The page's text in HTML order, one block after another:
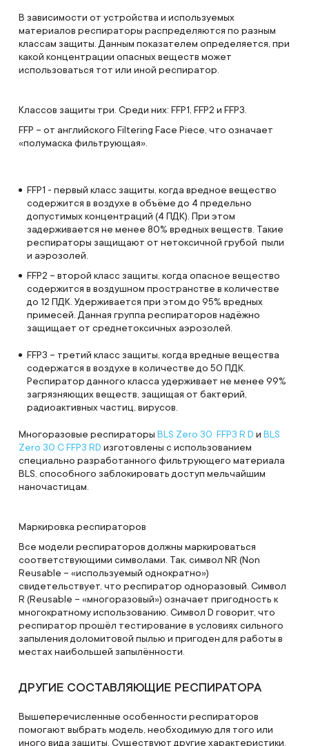
В зависимости от устройства и используемых
материалов респираторы распределяются по разным
классам защиты. Данным показателем определяется, при
какой концентрации опасных веществ может
использоваться тот или иной респиратор.
Классов защиты три. Среди них: FFP1, FFP2 и FFP3.
FFP – от английского Filtering Face Piece, что означает
«полумаска фильтрующая».
FFP1 - первый класс защиты, когда вредное вещество
содержится в воздухе в объёме до 4 предельно
допустимых концентраций (4 ПДК). При этом
задерживается не менее 80% вредных веществ. Такие
респираторы защищают от нетоксичной грубой пыли
и аэрозолей.
FFP2 – второй класс защиты, когда опасное вещество
содержится в воздушном пространстве в количестве
до 12 ПДК. Удерживается при этом до 95% вредных
примесей. Данная группа респираторов надёжно
защищает от среднетоксичных аэрозолей.
FFP3 – третий класс защиты, когда вредные вещества
содержатся в воздухе в количестве до 50 ПДК.
Респиратор данного класса удерживает не менее 99%
загрязняющих веществ, защищая от бактерий,
радиоактивных частиц, вирусов.
Многоразовые респираторы BLS Zero 30 FFP3 R D и BLS
Zero 30 C FFP3 RD изготовлены с использованием
специально разработанного фильтрующего материала
BLS, способного заблокировать доступ мельчайшим
наночастицам.
Маркировка респираторов
Все модели респираторов должны маркироваться
соответствующими символами. Так, символ NR (Non
Reusable – «используемый однократно»)
свидетельствует, что респиратор одноразовый. Символ
R (Reusable – «многоразовый») означает пригодность к
многократному использованию. Символ D говорит, что
респиратор прошёл тестирование в условиях сильного
запыления доломитовой пылью и пригоден для работы в
местах наибольшей запылённости.
ДРУГИЕ СОСТАВЛЯЮЩИЕ РЕСПИРАТОРА
Вышеперечисленные особенности респираторов
помогают выбрать модель, необходимую для того или
иного вида защиты. Существуют другие характеристики,